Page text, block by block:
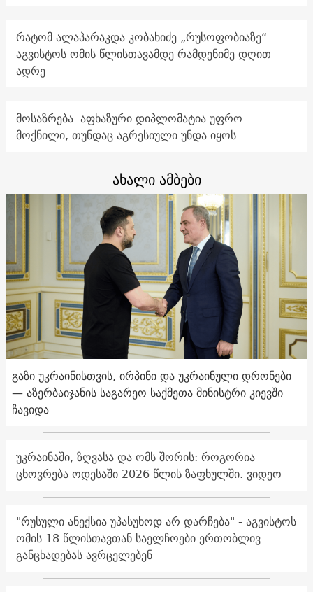
რატომ ალაპარაკდა კობახიძე „რუსოფობიაზე“
აგვისტოს ომის წლისთავამდე რამდენიმე დღით
ადრე
მოსაზრება: აფხაზური დიპლომატია უფრო
მოქნილი, თუნდაც აგრესიული უნდა იყოს
ახალი ამბები
გაზი უკრაინისთვის, ირპინი და უკრაინული დრონები
— აზერბაიჯანის საგარეო საქმეთა მინისტრი კიევში
ჩავიდა
უკრაინაში, ზღვასა და ომს შორის: როგორია
ცხოვრება ოდესაში 2026 წლის ზაფხულში. ვიდეო
"რუსული ანექსია უპასუხოდ არ დარჩება" - აგვისტოს
ომის 18 წლისთავთან საელჩოები ერთობლივ
განცხადებას ავრცელებენ